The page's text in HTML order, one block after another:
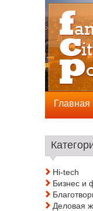
Hi-tech
Бизнес и
Деловая
Главная